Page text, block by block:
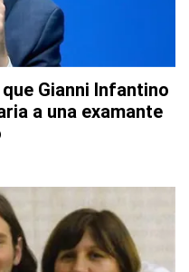
Gianni Infantino
a una examante